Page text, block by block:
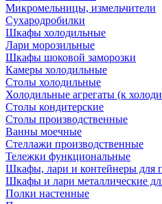
Микромельницы, измельчители
Сухародробилки
Шкафы холодильные
Лари морозильные
Шкафы шоковой заморозки
Камеры холодильные
Столы холодильные
Холодильные агрегаты (к
Столы кондитерские
Столы производственные
Ванны моечные
Стеллажи производственные
Тележки функциональные
Шкафы, лари и контейнеры для
Шкафы и лари металлические
Полки настенные